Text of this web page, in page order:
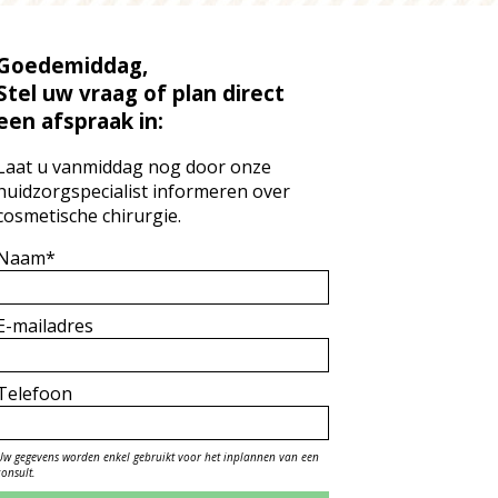
uw vraag of plan direct
afspraak in:
u vanmiddag nog door onze
informeren over
chirurgie.
mailadres
gegevens worden enkel gebruikt voor het inplannen van een